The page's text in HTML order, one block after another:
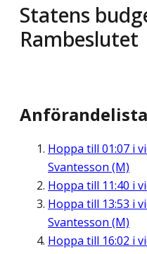
Statens
Rambeslutet
Anförandelista
Hoppa till 01:07 i
Svantesson (M)
Hoppa till 11:40 i
Hoppa till 13:53 i
Svantesson (M)
Hoppa till 16:02 i